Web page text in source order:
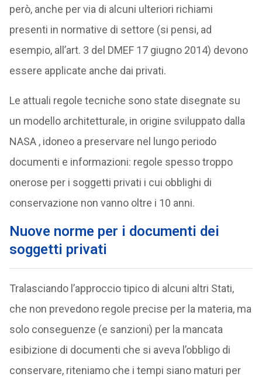
però, anche per via di alcuni ulteriori richiami
presenti in normative di settore (si pensi, ad
esempio, all’art. 3 del DMEF 17 giugno 2014) devono
essere applicate anche dai privati.
Le attuali regole tecniche sono state disegnate su
un modello architetturale, in origine sviluppato dalla
NASA , idoneo a preservare nel lungo periodo
documenti e informazioni: regole spesso troppo
onerose per i soggetti privati i cui obblighi di
conservazione non vanno oltre i 10 anni.
Nuove norme per i documenti dei
soggetti privati
Tralasciando l’approccio tipico di alcuni altri Stati,
che non prevedono regole precise per la materia, ma
solo conseguenze (e sanzioni) per la mancata
esibizione di documenti che si aveva l’obbligo di
conservare, riteniamo che i tempi siano maturi per